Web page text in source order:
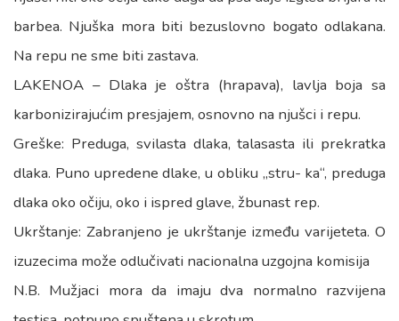
barbea. Njuška mora biti bezuslovno bogato odlakana.
Na repu ne sme biti zastava.
LAKENOA – Dlaka je oštra (hrapava), lavlja boja sa
karbonizirajućim presjajem, osnovno na njušci i repu.
Greške: Preduga, svilasta dlaka, talasasta ili prekratka
dlaka. Puno upredene dlake, u obliku „stru- ka“, preduga
dlaka oko očiju, oko i ispred glave, žbunast rep.
Ukrštanje: Zabranjeno je ukrštanje između varijeteta. O
izuzecima može odlučivati nacionalna uzgojna komisija
N.B. Mužjaci mora da imaju dva normalno razvijena